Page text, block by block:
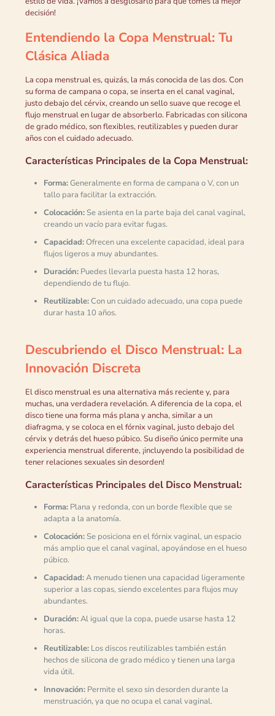
decisión!
Entendiendo la Copa Menstrual: Tu
Clásica Aliada
La copa menstrual es, quizás, la más conocida de las dos. Con
su forma de campana o copa, se inserta en el canal vaginal,
justo debajo del cérvix, creando un sello suave que recoge el
flujo menstrual en lugar de absorberlo. Fabricadas con silicona
de grado médico, son flexibles, reutilizables y pueden durar
años con el cuidado adecuado.
Características Principales de la Copa Menstrual:
Forma:Generalmente en forma de campana o V, con un
tallo para facilitar la extracción.
Colocación:Se asienta en la parte baja del canal vaginal,
creando un vacío para evitar fugas.
Capacidad:Ofrecen una excelente capacidad, ideal para
flujos ligeros a muy abundantes.
Duración:Puedes llevarla puesta hasta 12 horas,
dependiendo de tu flujo.
Reutilizable:Con un cuidado adecuado, una copa puede
durar hasta 10 años.
Descubriendo el Disco Menstrual: La
Innovación Discreta
El disco menstrual es una alternativa más reciente y, para
muchas, una verdadera revelación. A diferencia de la copa, el
disco tiene una forma más plana y ancha, similar a un
diafragma, y se coloca en el fórnix vaginal, justo debajo del
cérvix y detrás del hueso púbico. Su diseño único permite una
experiencia menstrual diferente, ¡incluyendo la posibilidad de
tener relaciones sexuales sin desorden!
Características Principales del Disco Menstrual:
Forma:Plana y redonda, con un borde flexible que se
adapta a la anatomía.
Colocación:Se posiciona en el fórnix vaginal, un espacio
más amplio que el canal vaginal, apoyándose en el hueso
púbico.
Capacidad:A menudo tienen una capacidad ligeramente
superior a las copas, siendo excelentes para flujos muy
abundantes.
Duración:Al igual que la copa, puede usarse hasta 12
horas.
Reutilizable:Los discos reutilizables también están
hechos de silicona de grado médico y tienen una larga
vida útil.
Innovación:Permite el sexo sin desorden durante la
menstruación, ya que no ocupa el canal vaginal.